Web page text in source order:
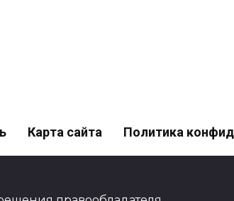
Карта сайта Политика